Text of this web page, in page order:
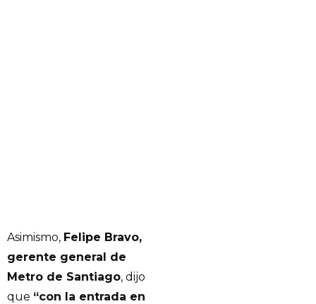
Asimismo, Felipe Bravo,
gerente general de
Metro de Santiago, dijo
que “con la entrada en